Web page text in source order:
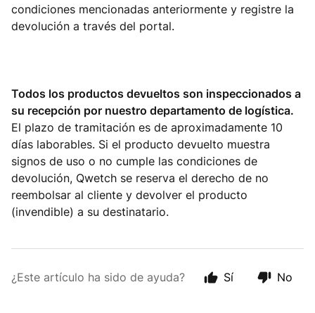
condiciones mencionadas anteriormente y registre la
devolución a través del portal.
Todos los productos devueltos son inspeccionados a
su recepción por nuestro departamento de logística.
El plazo de tramitación es de aproximadamente 10
días laborables. Si el producto devuelto muestra
signos de uso o no cumple las condiciones de
devolución, Qwetch se reserva el derecho de no
reembolsar al cliente y devolver el producto
(invendible) a su destinatario.
¿Este artículo ha sido de ayuda? Sí No